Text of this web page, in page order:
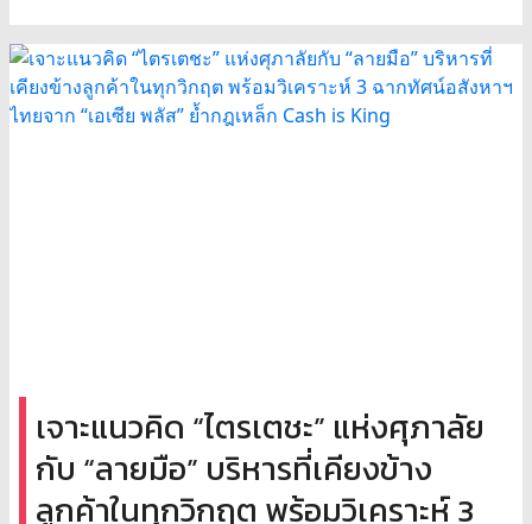
เจาะแนวคิด “ไตรเตชะ” แห่งศุภาลัย
กับ “ลายมือ” บริหารที่เคียงข้าง
ลูกค้าในทุกวิกฤต พร้อมวิเคราะห์ 3